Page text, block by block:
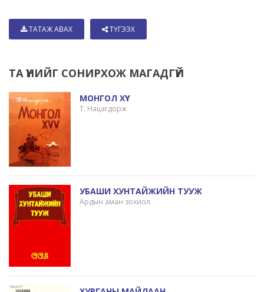
ТАТАЖ АВАХ ТҮГЭЭХ
ТА ҮҮНИЙГ СОНИРХОЖ МАГАДГҮЙ
МОНГОЛ ХҮҮ
Т. Нацагдорж
УБАШИ ХУНТАЙЖИЙН ТУУЖ
Ардын аман зохиол